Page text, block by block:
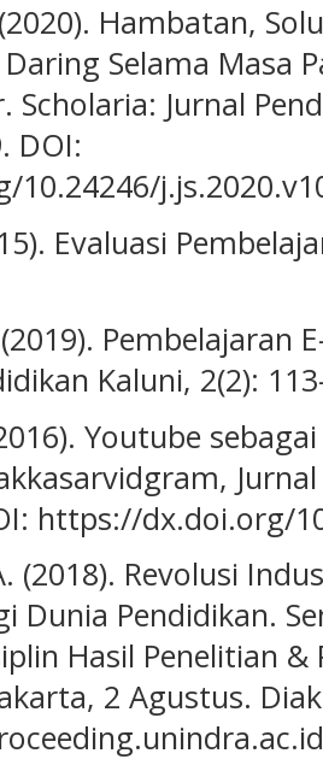
Hambatan,
Selama Masa
Scholaria: Jurnal
DOI:
Evaluasi
Pembelajaran
Kaluni, 2(2):
Youtube
https://dx.doi.org/
(2018). Revolusi
Dunia Pendidikan.
Hasil Penelitian &
2 Agustus.